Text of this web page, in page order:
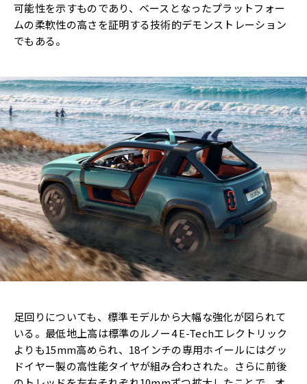
可能性を示すものであり、ベースとなったプラットフォー
ムの柔軟性の高さを証明する技術的デモンストレーション
でもある。
足回りについても、標準モデルから大幅な強化が図られて
いる。最低地上高は標準のルノー4 E-Techエレクトリック
よりも15mm高められ、18インチの専用ホイールにはグッ
ドイヤー製の高性能タイヤが組み合わされた。さらに前後